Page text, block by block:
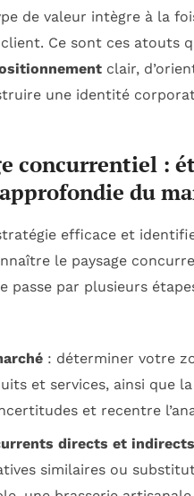
de valeur intègre à la
Ce sont ces atouts
clair,
une identité
concurrentiel :
du
efficace et
le paysage
passe par plusieurs
: déterminer votre
et services, ainsi que
et recentre
directs et indirects
similaires ou